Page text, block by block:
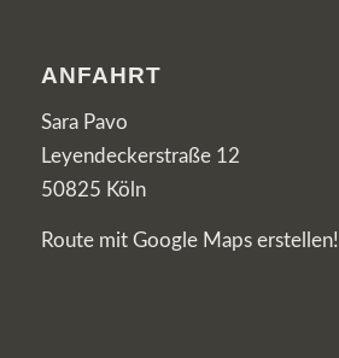
ANFAHRT
Sara Pavo
Leyendeckerstraße 12
50825 Köln
Route mit Google Maps erstellen!